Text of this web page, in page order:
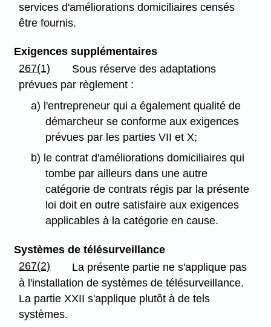
services d'améliorations domiciliaires censés
être fournis.
Exigences supplémentaires
267(1)
Sous réserve des adaptations
prévues par règlement :
a) l'entrepreneur qui a également qualité de
démarcheur se conforme aux exigences
prévues par les parties VII et X;
b) le contrat d'améliorations domiciliaires qui
tombe par ailleurs dans une autre
catégorie de contrats régis par la présente
loi doit en outre satisfaire aux exigences
applicables à la catégorie en cause.
Systèmes de télésurveillance
267(2)
La présente partie ne s'applique pas
à l'installation de systèmes de télésurveillance.
La partie XXII s'applique plutôt à de tels
systèmes.